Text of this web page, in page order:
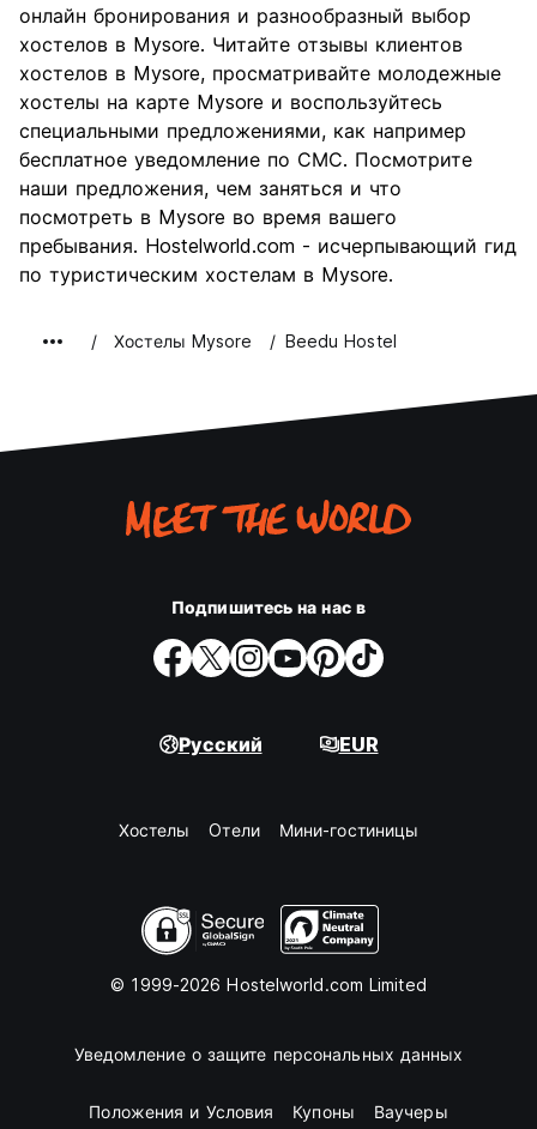
онлайн бронирования и разнообразный выбор
хостелов в Mysore. Читайте отзывы клиентов
хостелов в Mysore, просматривайте молодежные
хостелы на карте Mysore и воспользуйтесь
специальными предложениями, как например
бесплатное уведомление по СМС. Посмотрите
наши предложения, чем заняться и что
посмотреть в Mysore во время вашего
пребывания. Hostelworld.com - исчерпывающий гид
по туристическим хостелам в Mysore.
Хостелы Mysore Beedu Hostel
Подпишитесь на нас в
Русский EUR
Хостелы Oтели Мини-гостиницы
© 1999-2026 Hostelworld.com Limited
Уведомление о защите персональных данных
Положения и Условия Купоны Ваучеры